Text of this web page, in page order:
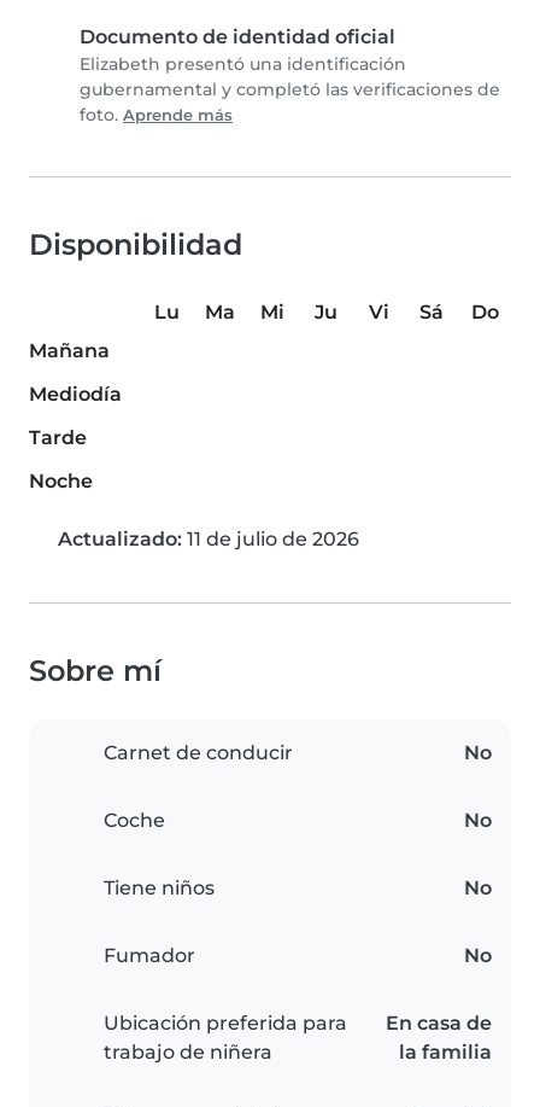
Documento de identidad oficial
Elizabeth presentó una identificación
gubernamental y completó las verificaciones de
foto. Aprende más
Disponibilidad
Lu Ma Mi Ju Vi Sá
Do
Mañana
Mediodía
Tarde
Noche
Actualizado: 11 de julio de 2026
Sobre mí
Carnet de conducir No
Coche No
Tiene niños No
Fumador No
Ubicación preferida para
trabajo de niñera
En casa de
la familia